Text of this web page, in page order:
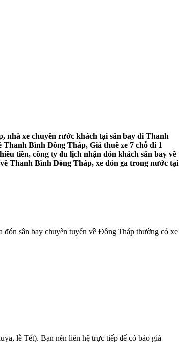
nhà xe chuyên rước khách tại sân bay đi Thanh
Bình Đồng Tháp, Giá thuê xe 7 chỗ đi 1
tiền, công ty du lịch nhận đón khách sân bay về
Thanh Bình Đồng Tháp, xe đón ga trong nước tại
đón sân bay chuyên tuyến về Đồng Tháp thường có xe
lễ Tết). Bạn nên liên hệ trực tiếp để có báo giá